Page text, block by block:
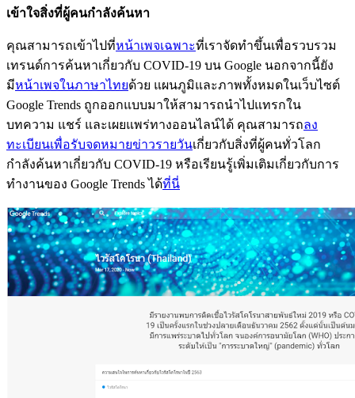
เข้าใจสิ่งที่ผู้คนกำลังค้นหา
คุณสามารถเข้าไปที่หน้าเพจเฉพาะที่เราจัดทำขึ้นเพื่อรวบรวม
เทรนด์การค้นหาเกี่ยวกับ COVID-19 บน Google นอกจากนี้ยัง
มีหน้าเพจในภาษาไทยด้วย แผนภูมิและภาพทั้งหมดในเว็บไซต์
Google Trends ถูกออกแบบมาให้สามารถนำไปแทรกใน
บทความ แชร์ และเผยแพร่ทางออนไลน์ได้ คุณสามารถลง
ทะเบียนเพื่อรับจดหมายข่าวรายวันเกี่ยวกับสิ่งที่ผู้คนทั่วโลก
กำลังค้นหาเกี่ยวกับ COVID-19 หรือเรียนรู้เพิ่มเติมเกี่ยวกับการ
ทำงานของ Google Trends ได้ที่นี่